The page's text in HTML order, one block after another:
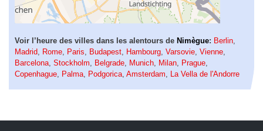
Voir l’heure des villes dans les alentours de Nimègue: Berlin
Madrid
Rome Paris Budapest Hambourg Varsovie Vienne
Barcelona Stockholm Belgrade Munich Milan Prague
Copenhague
Palma Podgorica Amsterdam La Vella de l'Andorre